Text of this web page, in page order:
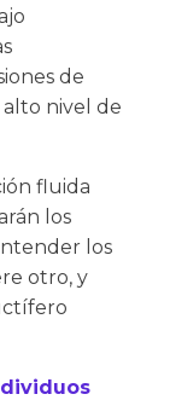
de
alto nivel de
fluida
los
los
otro, y